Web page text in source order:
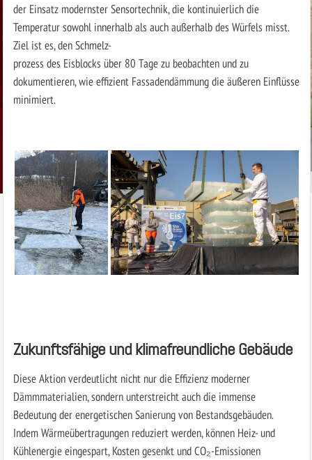
der Einsatz modernster Sensortechnik, die kontinuierlich die
Temperatur sowohl innerhalb als auch außerhalb des Würfels misst.
Ziel ist es, den Schmelz-
prozess des Eisblocks über 80 Tage zu beobachten und zu
dokumentieren, wie effizient Fassadendämmung die äußeren Einflüsse
minimiert.
Zukunftsfähige und klimafreundliche Gebäude
Diese Aktion verdeutlicht nicht nur die Effizienz moderner
Dämmmaterialien, sondern unterstreicht auch die immense
Bedeutung der energetischen Sanierung von Bestandsgebäuden.
Indem Wärmeübertragungen reduziert werden, können Heiz- und
Kühlenergie eingespart, Kosten gesenkt und CO₂-Emissionen